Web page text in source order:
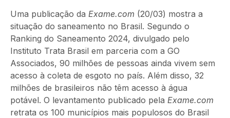
Uma publicação da Exame.com (20/03) mostra a
situação do saneamento no Brasil. Segundo o
Ranking do Saneamento 2024, divulgado pelo
Instituto Trata Brasil em parceria com a GO
Associados, 90 milhões de pessoas ainda vivem sem
acesso à coleta de esgoto no país. Além disso, 32
milhões de brasileiros não têm acesso à água
potável. O levantamento publicado pela Exame.com
retrata os 100 municípios mais populosos do Brasil